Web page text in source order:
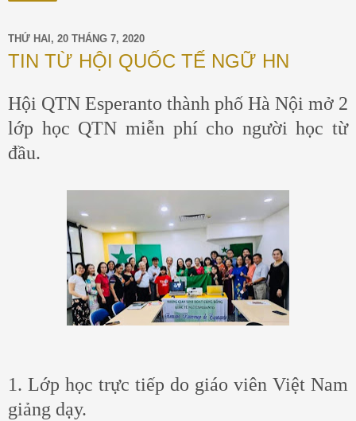
THỨ HAI, 20 THÁNG 7, 2020
TIN TỪ HỘI QUỐC TẾ NGỮ HN
Hội QTN Esperanto thành phố Hà Nội mở 2
lớp học QTN miễn phí cho người học từ
đầu.
1. Lớp học trực tiếp do giáo viên Việt Nam
giảng dạy.